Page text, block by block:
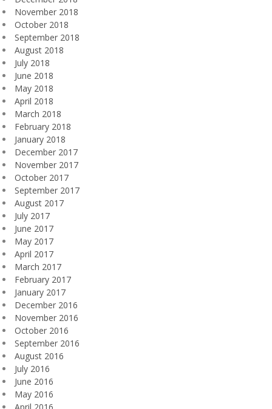
November 2018
October 2018
September 2018
August 2018
July 2018
June 2018
May 2018
April 2018
March 2018
February 2018
January 2018
December 2017
November 2017
October 2017
September 2017
August 2017
July 2017
June 2017
May 2017
April 2017
March 2017
February 2017
January 2017
December 2016
November 2016
October 2016
September 2016
August 2016
July 2016
June 2016
May 2016